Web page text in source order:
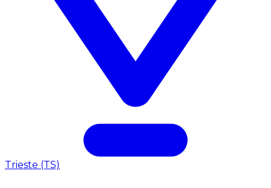
Trieste (TS)